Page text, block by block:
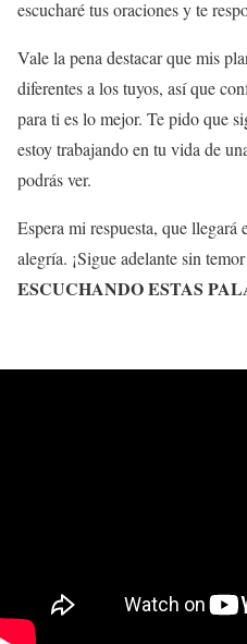
escucharé tus oraciones y te
Vale la pena destacar que mis
diferentes a los tuyos, así que
para ti es lo mejor. Te pido que
estoy trabajando en tu vida de
podrás ver.
Espera mi respuesta, que
alegría. ¡Sigue adelante sin
ESCUCHANDO ESTAS